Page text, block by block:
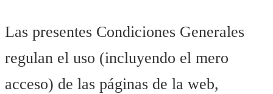
Las presentes Condiciones Generales
regulan el uso (incluyendo el mero
acceso) de las páginas de la web,